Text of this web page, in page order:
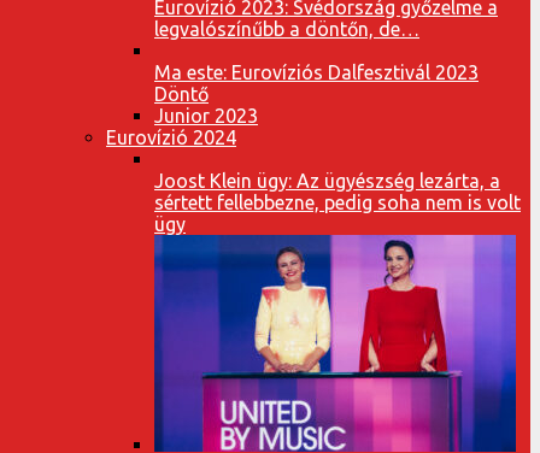
Eurovízió 2023: Svédország győzelme a
legvalószínűbb a döntőn, de…
Ma este: Eurovíziós Dalfesztivál 2023
Döntő
Junior 2023
Eurovízió 2024
Joost Klein ügy: Az ügyészség lezárta, a
sértett fellebbezne, pedig soha nem is volt
ügy